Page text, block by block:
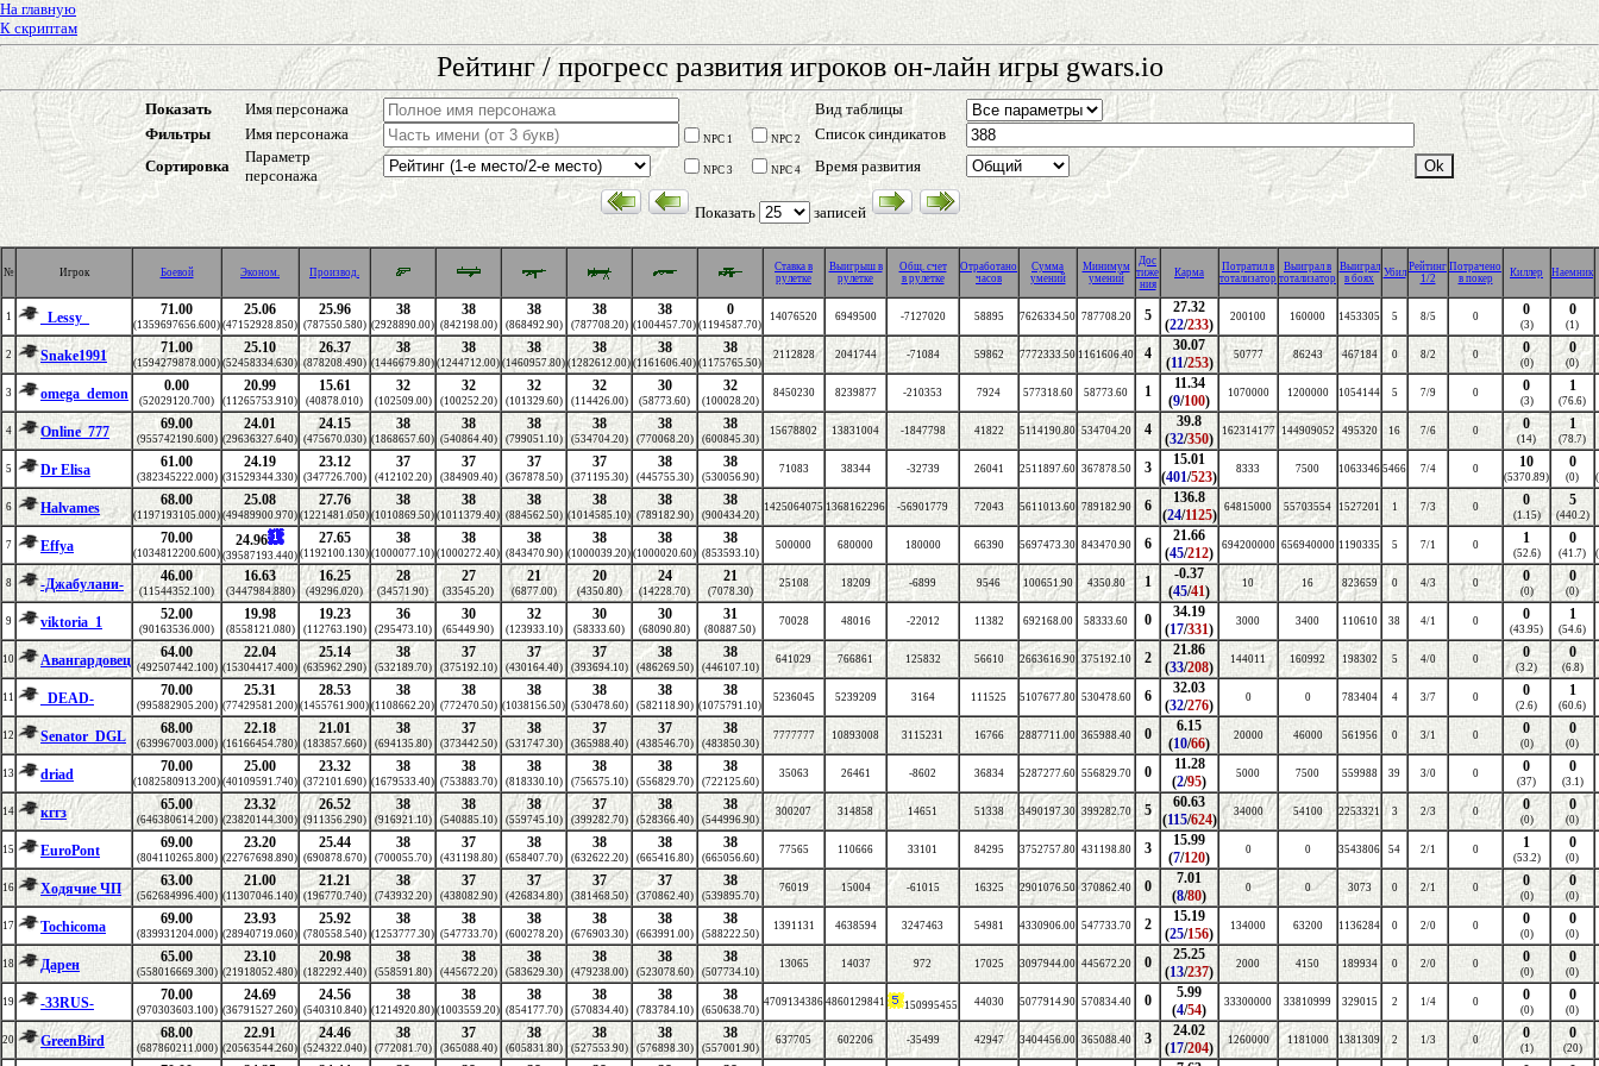
На главную
К скриптам
Рейтинг / прогресс развития игроков он-лайн игры gwars.io
Показать Имя персонажа
Вид таблицы
Фильтры
Имя персонажа NPC 1 NPC 2
Список синдикатов
Сортировка
Параметр
персонажа
NPC 3 NPC 4 Время развития
Показать записей
№ Игрок Боевой Эконом. Производ.
Cтавка в
рулетке
Выигрыш в
рулетке
Общ. счет
в рулетке
Отработано
часов
Сумма
умений
Минимум
умений
Дос
тиже
ния
Карма
Потратил в
тотализатор
Выиграл в
тотализатор
Выиграл
в боях
Убил Рейтинг
1/2
Потрачено
в покер
Киллер Наемник
1 _Lessy_ 71.00
(1359697656.600)
25.06
(47152928.850)
25.96
(787550.580)
38
(2928890.00)
38
(842198.00)
38
(868492.90)
38
(787708.20)
38
(1004457.70)
0
(1194587.70)
14076520 6949500 -7127020 58895 7626334.50 787708.20 5
27.32
(22/233) 200100 160000 1453305 5 8/5 0 0
(3)
0
(1)
2 Snake1991 71.00
(1594279878.000)
25.10
(52458334.630)
26.37
(878208.490)
38
(1446679.80)
38
(1244712.00)
38
(1460957.80)
38
(1282612.00)
38
(1161606.40)
38
(1175765.50)
2112828 2041744 -71084 59862 7772333.50 1161606.40 4
30.07
(11/253) 50777 86243 467184 0 8/2 0 0
(0)
0
(0)
3 omega_demon 0.00
(52029120.700)
20.99
(11265753.910)
15.61
(40878.010)
32
(102509.00)
32
(100252.20)
32
(101329.60)
32
(114426.00)
30
(58773.60)
32
(100028.20)
8450230 8239877 -210353 7924 577318.60 58773.60 1
11.34
(9/100) 1070000 1200000 1054144 5 7/9 0 0
(3)
1
(76.6)
4 Online_777 69.00
(955742190.600)
24.01
(29636327.640)
24.15
(475670.030)
38
(1868657.60)
38
(540864.40)
38
(799051.10)
38
(534704.20)
38
(770068.20)
38
(600845.30)
15678802 13831004 -1847798 41822 5114190.80 534704.20 4
39.8
(32/350) 162314177 144909052 495320 16 7/6 0 0
(14)
1
(78.7)
5 Dr Elisa 61.00
(382345222.000)
24.19
(31529344.330)
23.12
(347726.700)
37
(412102.20)
37
(384909.40)
37
(367878.50)
37
(371195.30)
38
(445755.30)
38
(530056.90)
71083 38344 -32739 26041 2511897.60 367878.50 3
15.01
(401/523) 8333 7500 1063346 5466 7/4 0 10
(5370.89)
0
(0)
6 Halvames 68.00
(1197193105.000)
25.08
(49489900.970)
27.76
(1221481.050)
38
(1010869.50)
38
(1011379.40)
38
(884562.50)
38
(1014585.10)
38
(789182.90)
38
(900434.20)
1425064075 1368162296 -56901779 72043 5611013.60 789182.90 6
136.8
(24/1125) 64815000 55703554 1527201 1 7/3 0 0
(1.15)
5
(440.2)
7 Effya 70.00
(1034812200.600)
24.96
(39587193.440)
27.65
(1192100.130)
38
(1000077.10)
38
(1000272.40)
38
(843470.90)
38
(1000039.20)
38
(1000020.60)
38
(853593.10)
500000 680000 180000 66390 5697473.30 843470.90 6
21.66
(45/212) 694200000 656940000 1190335 5 7/1 0 1
(52.6)
0
(41.7)
8 -Джабулани- 46.00
(11544352.100)
16.63
(3447984.880)
16.25
(49296.020)
28
(34571.90)
27
(33545.20)
21
(6877.00)
20
(4350.80)
24
(14228.70)
21
(7078.30)
25108 18209 -6899 9546 100651.90 4350.80 1
-0.37
(45/41) 10 16 823659 0 4/3 0 0
(0)
0
(0)
9 viktoria_1 52.00
(90163536.000)
19.98
(8558121.080)
19.23
(112763.190)
36
(295473.10)
30
(65449.90)
32
(123933.10)
30
(58333.60)
30
(68090.80)
31
(80887.50)
70028 48016 -22012 11382 692168.00 58333.60 0
34.19
(17/331) 3000 3400 110610 38 4/1 0 0
(43.95)
1
(54.6)
10 Авангардовец 64.00
(492507442.100)
22.04
(15304417.400)
25.14
(635962.290)
38
(532189.70)
37
(375192.10)
37
(430164.40)
37
(393694.10)
38
(486269.50)
38
(446107.10)
641029 766861 125832 56610 2663616.90 375192.10 2
21.86
(33/208) 144011 160992 198302 5 4/0 0 0
(3.2)
0
(6.8)
11 _DEAD- 70.00
(995882905.200)
25.31
(77429581.200)
28.53
(1455761.900)
38
(1108662.20)
38
(772470.50)
38
(1038156.50)
38
(530478.60)
38
(582118.90)
38
(1075791.10)
5236045 5239209 3164 111525 5107677.80 530478.60 6
32.03
(32/276) 0 0 783404 4 3/7 0 0
(2.6)
1
(60.6)
12 Senator_DGL 68.00
(639967003.000)
22.18
(16166454.780)
21.01
(183857.660)
38
(694135.80)
37
(373442.50)
38
(531747.30)
37
(365988.40)
37
(438546.70)
38
(483850.30)
7777777 10893008 3115231 16766 2887711.00 365988.40 0
6.15
(10/66) 20000 46000 561956 0 3/1 0 0
(0)
0
(0)
13 driad 70.00
(1082580913.200)
25.00
(40109591.740)
23.32
(372101.690)
38
(1679533.40)
38
(753883.70)
38
(818330.10)
38
(756575.10)
38
(556829.70)
38
(722125.60)
35063 26461 -8602 36834 5287277.60 556829.70 0
11.28
(2/95) 5000 7500 559988 39 3/0 0 0
(37)
0
(3.1)
14 кггз 65.00
(646380614.200)
23.32
(23820144.300)
26.52
(911356.290)
38
(916921.10)
38
(540885.10)
38
(559745.10)
37
(399282.70)
38
(528366.40)
38
(544996.90)
300207 314858 14651 51338 3490197.30 399282.70 5
60.63
(115/624) 34000 54100 2253321 3 2/3 0 0
(0)
0
(0)
15 EuroPont 69.00
(804110265.800)
23.20
(22767698.890)
25.44
(690878.670)
38
(700055.70)
37
(431198.80)
38
(658407.70)
38
(632622.20)
38
(665416.80)
38
(665056.60)
77565 110666 33101 84295 3752757.80 431198.80 3
15.99
(7/120) 0 0 3543806 54 2/1 0 1
(53.2)
0
(0)
16 Ходячие ЧП 63.00
(562684996.400)
21.00
(11307046.140)
21.21
(196770.740)
38
(743932.20)
37
(438082.90)
37
(426834.80)
37
(381468.50)
37
(370862.40)
38
(539895.70)
76019 15004 -61015 16325 2901076.50 370862.40 0
7.01
(8/80) 0 0 3073 0 2/1 0 0
(0)
0
(0)
17 Tochicoma 69.00
(839931204.000)
23.93
(28940719.060)
25.92
(780558.540)
38
(1253777.30)
38
(547733.70)
38
(600278.20)
38
(676903.30)
38
(663991.00)
38
(588222.50)
1391131 4638594 3247463 54981 4330906.00 547733.70 2
15.19
(25/156) 134000 63200 1136284 0 2/0 0 0
(0)
0
(0)
18 Дарен 65.00
(558016669.300)
23.10
(21918052.480)
20.98
(182292.440)
38
(558591.80)
38
(445672.20)
38
(583629.30)
38
(479238.00)
38
(523078.60)
38
(507734.10)
13065 14037 972 17025 3097944.00 445672.20 0
25.25
(13/237) 2000 4150 189934 0 2/0 0 0
(0)
0
(0)
19 -33RUS- 70.00
(970303603.100)
24.69
(36791527.260)
24.56
(540310.840)
38
(1214920.80)
38
(1003559.20)
38
(854177.70)
38
(570834.40)
38
(783784.10)
38
(650638.70)
4709134386 4860129841 150995455 44030 5077914.90 570834.40 0
5.99
(4/54) 33300000 33810999 329015 2 1/4 0 0
(0)
0
(0)
20 GreenBird 68.00
(687860211.000)
22.91
(20563544.260)
24.46
(524322.040)
38
(772081.70)
37
(365088.40)
38
(605831.80)
38
(527553.90)
38
(576898.30)
38
(557001.90)
637705 602206 -35499 42947 3404456.00 365088.40 3
24.02
(17/204) 1260000 1181000 1381309 2 1/3 0 0
(1)
0
(20)